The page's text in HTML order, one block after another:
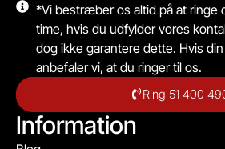
*Vi bestræber os altid på at ringe
time, hvis du udfylder vores
dog ikke garantere dette. Hvis
anbefaler vi, at du ringer til os.
Ring 51 400
Information